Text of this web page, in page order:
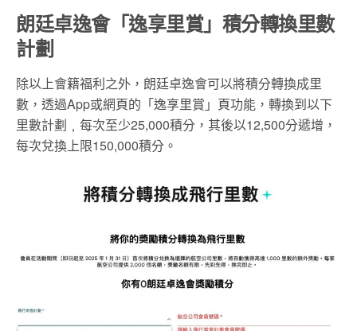
朗廷卓逸會「逸享里賞」積分轉換里數
計劃
除以上會籍福利之外，朗廷卓逸會可以將積分轉換成里
數，透過App或網頁的「逸享里賞」頁功能，轉換到以下
里數計劃﹐每次至少25,000積分，其後以12,500分遞增，
每次兌換上限150,000積分。